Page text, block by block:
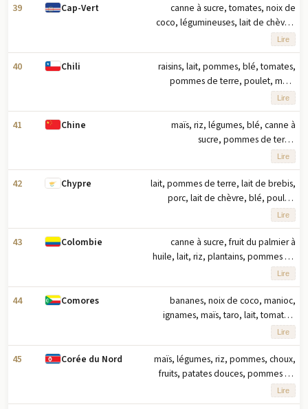
39 Cap-Vert
canne à sucre, tomates, noix de
coco, légumineuses, lait de chèvre,
lait, légumes, bananes, choux,
oignons (2023) note : dix principaux
produits agricoles basés sur le
tonnage
Lire
40 Chili
raisins, lait, pommes, blé, tomates,
pommes de terre, poulet, maïs,
betteraves sucrières, porc (2023)
note : dix principaux produits
agricoles en tonnage
Lire
41 Chine
maïs, riz, légumes, blé, canne à
sucre, pommes de terre,
concombres/cornichons, tomates,
pastèques, porc (2023) note : dix
principaux produits agricoles en
tonnage
Lire
42 Chypre
lait, pommes de terre, lait de brebis,
porc, lait de chèvre, blé, poulet,
olives, raisins, orge (2023) remarque :
dix principaux produits agricoles en
tonnage
Lire
43 Colombie
canne à sucre, fruit du palmier à
huile, lait, riz, plantains, pommes de
terre, bananes, maïs, poulet, avocats
(2023) note : dix principaux produits
agricoles basés sur le tonnage
Lire
44 Comores
bananes, noix de coco, manioc,
ignames, maïs, taro, lait, tomates,
patates douces, légumineuses (2023)
note : dix principaux produits
agricoles basés sur le tonnage
Lire
45 Corée du Nord
maïs, légumes, riz, pommes, choux,
fruits, patates douces, pommes de
terre, haricots, soja (2023) note : les
dix principaux produits agricoles en
Lire